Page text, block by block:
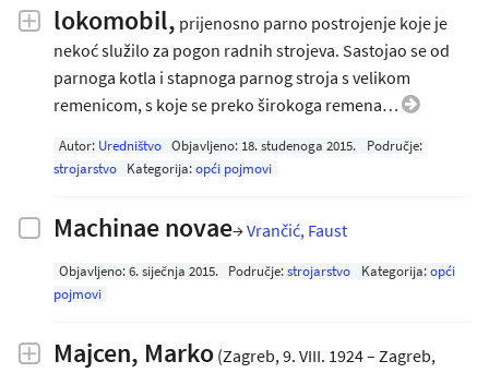
lokomobil, prijenosno parno postrojenje koje je
nekoć služilo za pogon radnih strojeva. Sastojao se od
parnoga kotla i stapnoga parnog stroja s velikom
remenicom, s koje se preko širokoga remena…
Autor: Uredništvo Objavljeno: 18. studenoga 2015.
Područje:
strojarstvo
Kategorija:opći pojmovi
Machinae novae→Vrančić, Faust
Objavljeno: 6. siječnja 2015. Područje:strojarstvo Kategorija: opći
pojmovi
Majcen, Marko (Zagreb, 9. VIII. 1924 – Zagreb,